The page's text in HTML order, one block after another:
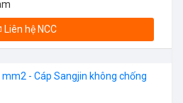
Liên hệ NCC